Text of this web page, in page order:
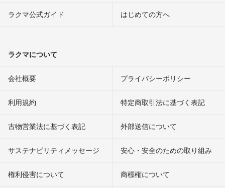
ラクマ公式ガイド はじめての方へ
ラクマについて
会社概要 プライバシーポリシー
利用規約 特定商取引法に基づく表記
古物営業法に基づく表記 外部送信について
サステナビリティメッセージ 安心・安全のための取り組み
権利侵害について
商標権について